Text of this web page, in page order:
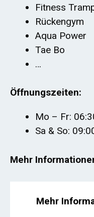
Fitness
Rückengym
Aqua Power
Tae Bo
…
Öffnungszeiten:
Mo – Fr:
Sa & So:
Mehr
Mehr